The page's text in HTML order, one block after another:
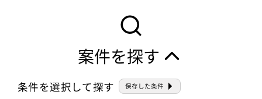
案件を探す
条件を選択して探す 保存した条件